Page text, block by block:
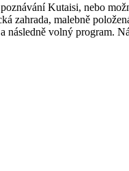
Kutaisi, nebo
zahrada, malebně
volný program.